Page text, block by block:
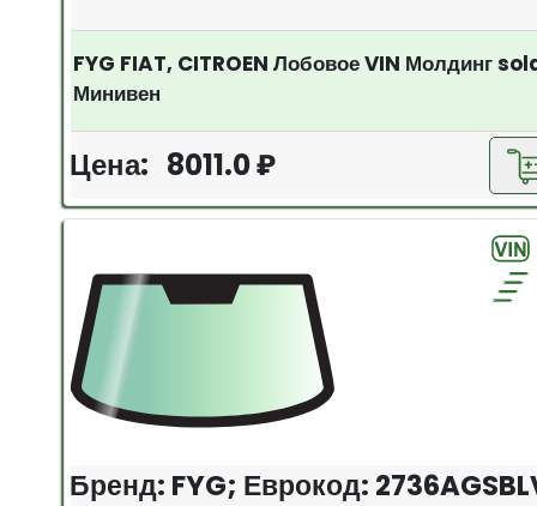
FYG FIAT, CITROEN Лобовое VIN Молдинг
Минивен
Цена: 8011.0 ₽
Бренд: FYG; Еврокод: